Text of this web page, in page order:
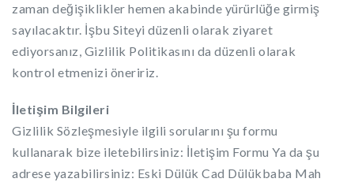
zaman değişiklikler hemen akabinde yürürlüğe girmiş
sayılacaktır. İşbu Siteyi düzenli olarak ziyaret
ediyorsanız, Gizlilik Politikasını da düzenli olarak
kontrol etmenizi öneririz.
İletişim Bilgileri
Gizlilik Sözleşmesiyle ilgili sorularını şu formu
kullanarak bize iletebilirsiniz: İletişim Formu Ya da şu
adrese yazabilirsiniz: Eski Dülük Cad Dülükbaba Mah